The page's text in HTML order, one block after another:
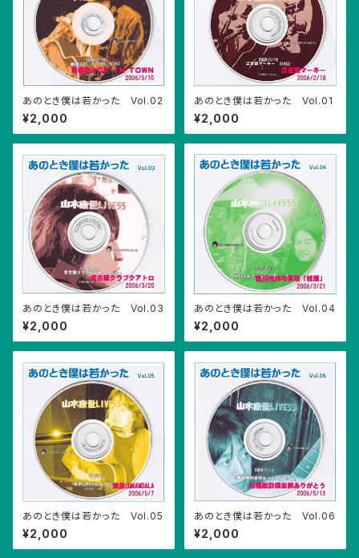
あのとき僕は若かった Vol.02
¥2,000
あのとき僕は若かった Vol.01
¥2,000
あのとき僕は若かった Vol.03
¥2,000
あのとき僕は若かった Vol.04
¥2,000
あのとき僕は若かった Vol.05
¥2,000
あのとき僕は若かった Vol.06
¥2,000